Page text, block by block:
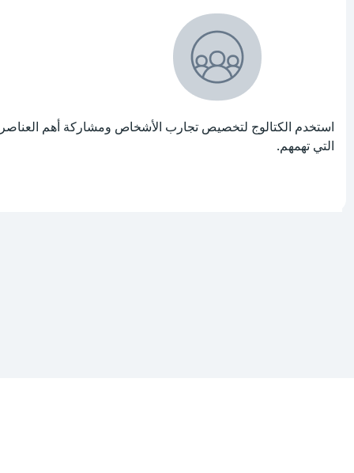
الكتالوج لتخصيص تجارب الأشخاص ومشاركة أهم العناصر
تهمهم.